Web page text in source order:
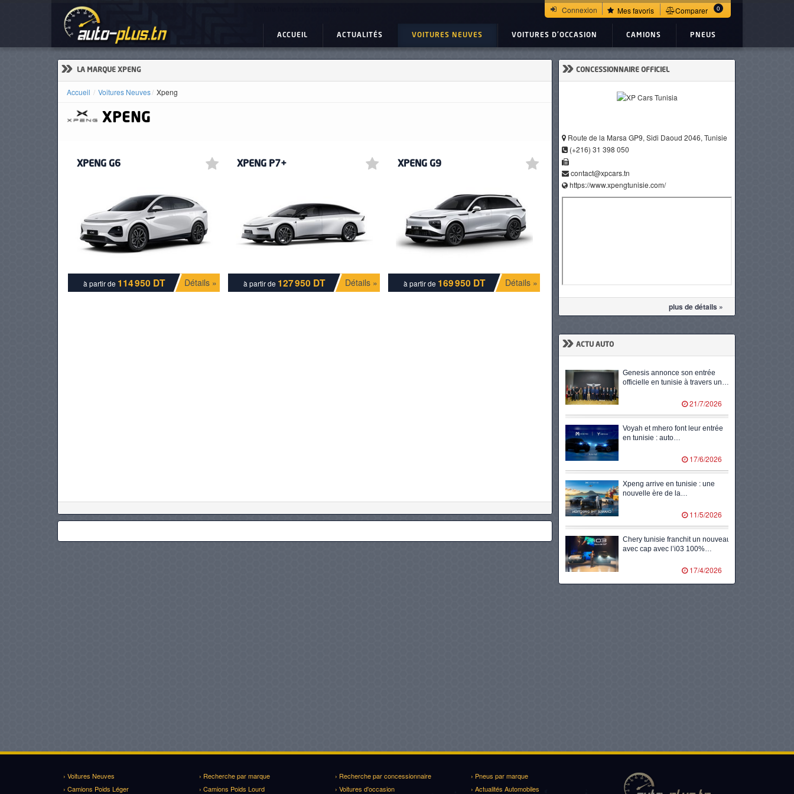
Connexion Mes favoris Comparer 0
ACCUEIL ACTUALITÉS VOITURES NEUVES VOITURES D'OCCASION CAMIONS PNEUS
» LA MARQUE XPENG
Accueil Voitures Neuves Xpeng
XPENG
XPENG G6
à partir de 114 950 DT Détails »
XPENG P7+
à partir de 127 950 DT Détails »
XPENG G9
à partir de 169 950 DT Détails »
» CONCESSIONNAIRE OFFICIEL
Route de la Marsa GP9, Sidi Daoud 2046, Tunisie
(+216) 31 398 050
contact@xpcars.tn
https://www.xpengtunisie.com/
plus de détails »
» ACTU AUTO
Genesis annonce son entrée
officielle en tunisie à travers un…
21/7/2026
Voyah et mhero font leur entrée
en tunisie : auto…
17/6/2026
Xpeng arrive en tunisie : une
nouvelle ère de la…
11/5/2026
Chery tunisie franchit un nouveau
avec cap avec l’i03 100%…
17/4/2026
grâce à des solutions…
21/12/2025
› Voitures Neuves › Recherche par marque › Recherche par concessionnaire
› Pneus par marque
› Camions Poids Léger
› Camions Poids Lourd › Voitures d'occasion › Actualités Automobiles
ACTUALITÉS
VOITURES